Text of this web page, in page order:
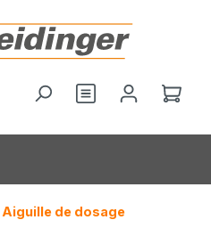
Vous avez 0Le
Aiguille de dosage